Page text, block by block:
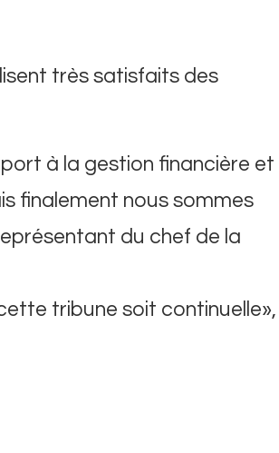
très satisfaits des
à la gestion financière et
finalement nous sommes
du chef de la
tribune soit continuelle»,